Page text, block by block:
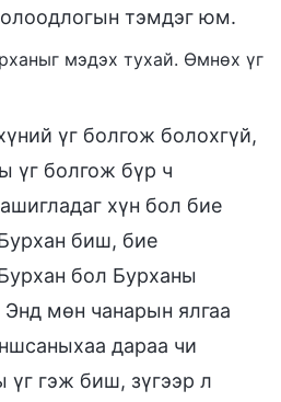
тэмдэг юм.
мэдэх тухай. Өмнөх үг
үг болгож болохгүй,
үг болгож бүр ч
хүн бол бие
биш, бие
бол Бурханы
мөн чанарын ялгаа
дараа чи
үг гэж биш, зүгээр л